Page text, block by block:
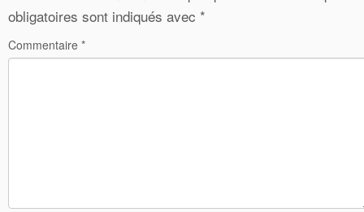
obligatoires sont indiqués avec *
Commentaire *